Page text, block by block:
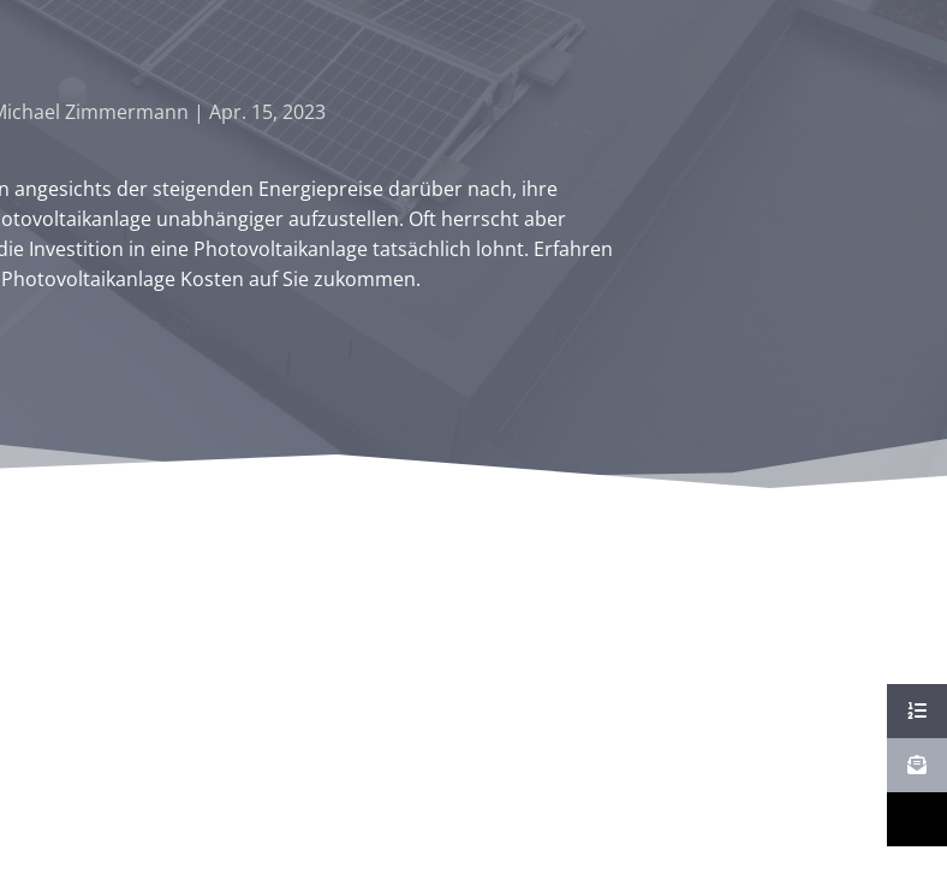
Zimmermann |Apr. 15, 2023
angesichts der steigenden Energiepreise darüber nach, ihre
unabhängiger aufzustellen. Oft herrscht aber
Investition in eine Photovoltaikanlage tatsächlich lohnt. Erfahren
Kosten auf Sie zukommen.